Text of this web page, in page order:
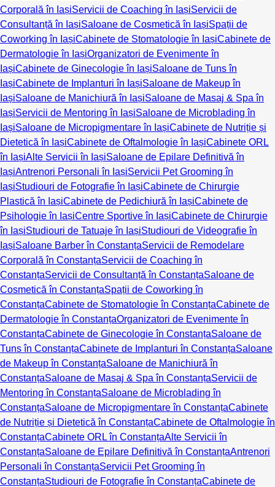
Corporală în IașiServicii de Coaching în IașiServicii de
Consultanță în IașiSaloane de Cosmetică în IașiSpații de
Coworking în IașiCabinete de Stomatologie în IașiCabinete de
Dermatologie în IașiOrganizatori de Evenimente în
IașiCabinete de Ginecologie în IașiSaloane de Tuns în
IașiCabinete de Implanturi în IașiSaloane de Makeup în
IașiSaloane de Manichiură în IașiSaloane de Masaj & Spa în
IașiServicii de Mentoring în IașiSaloane de Microblading în
IașiSaloane de Micropigmentare în IașiCabinete de Nutriție și
Dietetică în IașiCabinete de Oftalmologie în IașiCabinete ORL
în IașiAlte Servicii în IașiSaloane de Epilare Definitivă în
IașiAntrenori Personali în IașiServicii Pet Grooming în
IașiStudiouri de Fotografie în IașiCabinete de Chirurgie
Plastică în IașiCabinete de Pedichiură în IașiCabinete de
Psihologie în IașiCentre Sportive în IașiCabinete de Chirurgie
în IașiStudiouri de Tatuaje în IașiStudiouri de Videografie în
IașiSaloane Barber în ConstanțaServicii de Remodelare
Corporală în ConstanțaServicii de Coaching în
ConstanțaServicii de Consultanță în ConstanțaSaloane de
Cosmetică în ConstanțaSpații de Coworking în
ConstanțaCabinete de Stomatologie în ConstanțaCabinete de
Dermatologie în ConstanțaOrganizatori de Evenimente în
ConstanțaCabinete de Ginecologie în ConstanțaSaloane de
Tuns în ConstanțaCabinete de Implanturi în ConstanțaSaloane
de Makeup în ConstanțaSaloane de Manichiură în
ConstanțaSaloane de Masaj & Spa în ConstanțaServicii de
Mentoring în ConstanțaSaloane de Microblading în
ConstanțaSaloane de Micropigmentare în ConstanțaCabinete
de Nutriție și Dietetică în ConstanțaCabinete de Oftalmologie în
ConstanțaCabinete ORL în ConstanțaAlte Servicii în
ConstanțaSaloane de Epilare Definitivă în ConstanțaAntrenori
Personali în ConstanțaServicii Pet Grooming în
ConstanțaStudiouri de Fotografie în ConstanțaCabinete de